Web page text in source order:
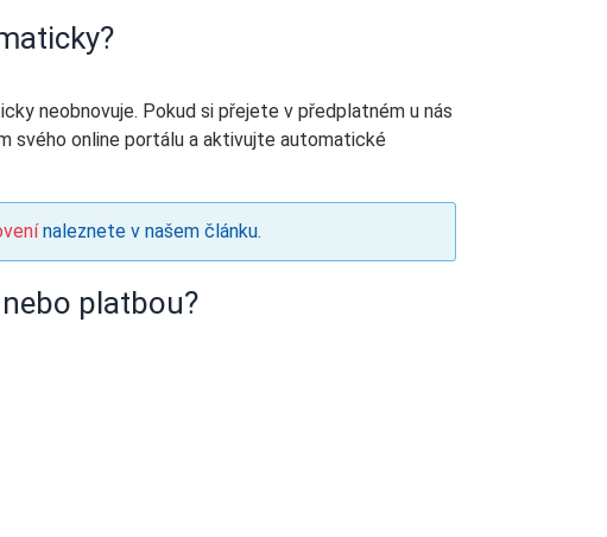
neobnovuje. Pokud si přejete v předplatném u nás
svého online portálu a aktivujte automatické
naleznete v našem článku.
platbou?